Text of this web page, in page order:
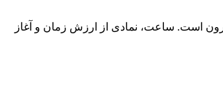
است. ساعت، نمادی از ارزش زمان و آغاز